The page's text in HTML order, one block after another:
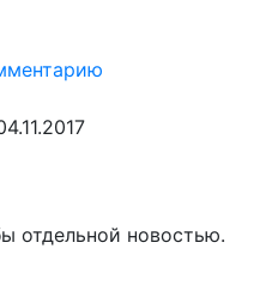
отдельной новостью.